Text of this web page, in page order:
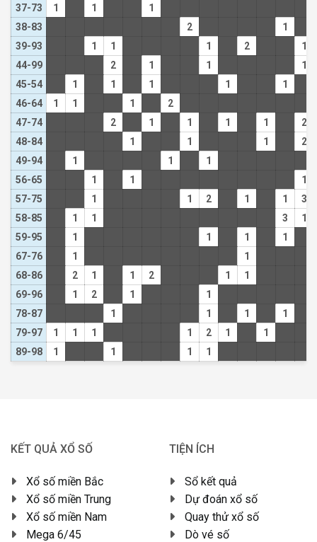
37-73 1 1
1
38-83
2
1
39-93
1 1 1 2
1
44-99
2 1 1
1
45-54
1 1 1 1
1
46-64
1 1 1
2
47-74
2 1 1 1 1
2
48-84
1 1 1
2
49-94
1 1
1
56-65
1 1
1
57-75
1 1 2 1 1
3
58-85
1 1 3
1
59-95
1 1 1
1
67-76
1
1
68-86
2 1 1 2 1
1
69-96
1 2 1
1
78-87
1 1 1
1
79-97
1 1 1 1 2 1
1
89-98
1 1 1 1
KẾT QUẢ XỔ SỐ
Xổ số miền Bắc
Xổ số miền Trung
Xổ số miền Nam
Mega 6/45
TIỆN ÍCH
Sổ kết quả
Dự đoán xổ số
Quay thử xổ số
Dò vé số